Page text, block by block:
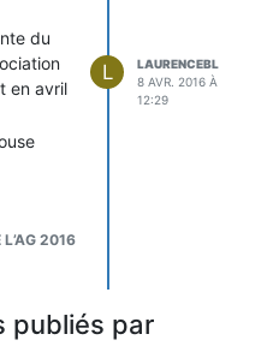
du
en avril
2016
L
LAURENCEBL
8 AVR. 2016 À
12:29
publiés par